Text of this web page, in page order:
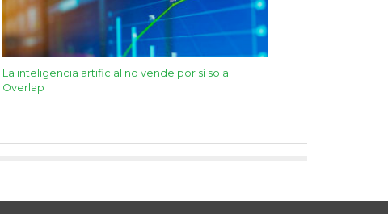
La inteligencia artificial no vende por sí sola:
Overlap